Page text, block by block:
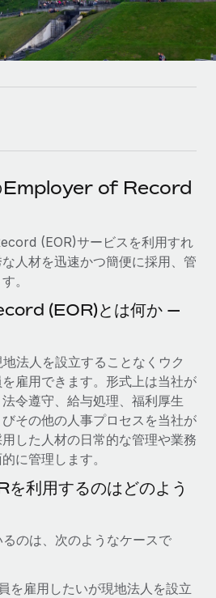
基本機能を内蔵
、あらゆるAIツールをRemoteに接続
ルを活用して業務プロセスを効率化す
ライアンスの専門サポート
シンプルに
を先回りして対応
提供・管理
ーディに設立
に
に管理
ルHR
パートナー
を柔軟に自社プラットフォームへ統合
ップの可能性を検討する
るコンサルティング
ンプレート
する
Employer of Record
(EOR)サービスを利用すれ
人材を迅速かつ簡便に採用、管
。
(EOR)とは何か —
法人を設立することなくウク
雇用できます。形式上は当社が
令遵守、給与処理、福利厚生
びその他の人事プロセスを当社が
した人材の日常的な管理や業務
に管理します。
利用するのはどのよう
のは、次のようなケースで
を雇用したいが現地法人を設立